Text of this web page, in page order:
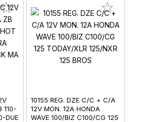
110-
DUE
10155 REG. DZE C/C + C/A
12V MON. 12A HONDA
WAVE 100/BIZ C100/CG 125